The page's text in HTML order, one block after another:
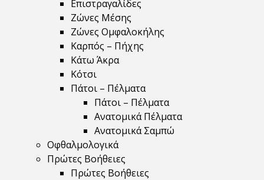
Επιστραγαλίδες
Ζώνες Μέσης
Ζώνες Ομφαλοκήλης
Καρπός – Πήχης
Κάτω Άκρα
Κότσι
Πάτοι – Πέλματα
Πάτοι – Πέλματα
Ανατομικά Πέλματα
Ανατομικά Σαμπώ
Οφθαλμολογικά
Πρώτες Βοήθειες
Πρώτες Βοήθειες